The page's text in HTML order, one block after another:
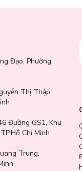
98% tia UVB gây
nhanh mà không gây
Đạo, Phường
Thị Thập,
Đường GS1, Khu
Chí Minh
Trung,